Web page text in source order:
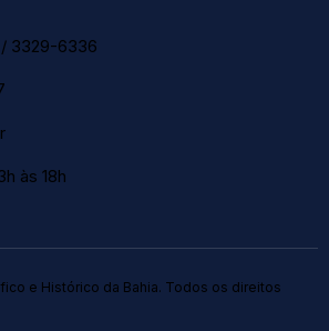
/ 3329-6336
às 18h
e Histórico da Bahia. Todos os direitos